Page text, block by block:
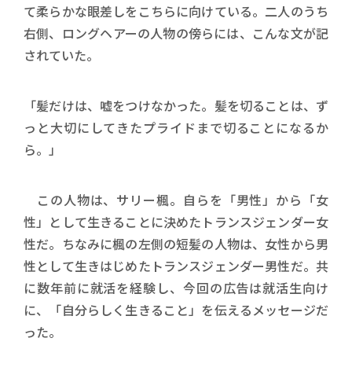
て柔らかな眼差しをこちらに向けている。二人のうち
右側、ロングヘアーの人物の傍らには、こんな文が記
されていた。
「髪だけは、嘘をつけなかった。髪を切ることは、ず
っと大切にしてきたプライドまで切ることになるか
ら。」
この人物は、サリー楓。自らを「男性」から「女
性」として生きることに決めたトランスジェンダー女
性だ。ちなみに楓の左側の短髪の人物は、女性から男
性として生きはじめたトランスジェンダー男性だ。共
に数年前に就活を経験し、今回の広告は就活生向け
に、「自分らしく生きること」を伝えるメッセージだ
った。